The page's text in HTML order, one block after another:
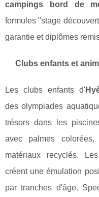
campings bord de
formules "stage
garantie et diplômes
Clubs enfants et
Les clubs enfants d'
des olympiades
trésors dans les
avec palmes
matériaux recyclés.
créent une émulation
par tranches d'âge.